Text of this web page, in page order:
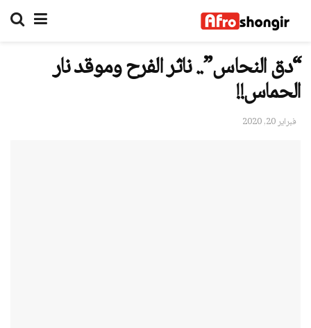
“دق النحاس”.. ناثر الفرح وموقد نار
الحماس!!
فبراير 20, 2020